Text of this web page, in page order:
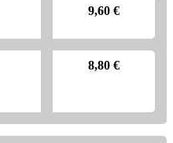
9,60 €
8,80 €